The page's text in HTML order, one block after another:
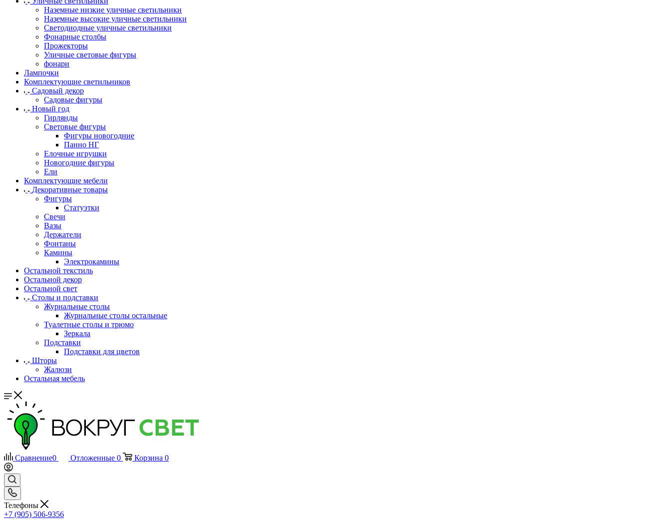
Наземные низкие уличные светильники
Наземные высокие уличные светильники
Светодиодные уличные светильники
Фонарные столбы
Прожекторы
Уличные световые фигуры
фонари
Лампочки
Комплектующие светильников
Садовый декор
Садовые фигуры
Новый год
Гирлянды
Световые фигуры
Фигуры новогодние
Панно НГ
Елочные игрушки
Новогодние фигуры
Ели
Комплектующие мебели
Декоративные товары
Фигуры
Статуэтки
Свечи
Вазы
Держатели
Фонтаны
Камины
Электрокамины
Остальной текстиль
Остальной декор
Остальной свет
Столы и подставки
Журнальные столы
Журнальные столы остальные
Туалетные столы и трюмо
Зеркала
Подставки
Подставки для цветов
Шторы
Жалюзи
Остальная мебель
Сравнение0 Отложенные 0 Корзина 0
Телефоны
+7 (905) 506-9356